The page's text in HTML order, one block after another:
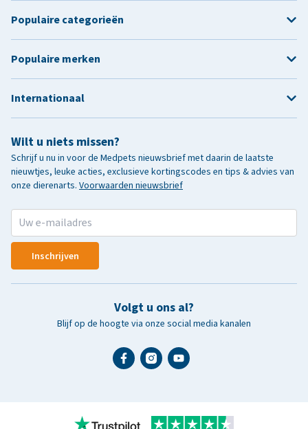
Wilt u niets missen?
Schrijf u nu in voor de Medpets nieuwsbrief met daarin de laatste
nieuwtjes, leuke acties, exclusieve kortingscodes en tips & advies van
onze dierenarts. Voorwaarden nieuwsbrief
Inschrijven
Volgt u ons al?
Blijf op de hoogte via onze social media kanalen
Populaire categorieën
Populaire merken
Internationaal